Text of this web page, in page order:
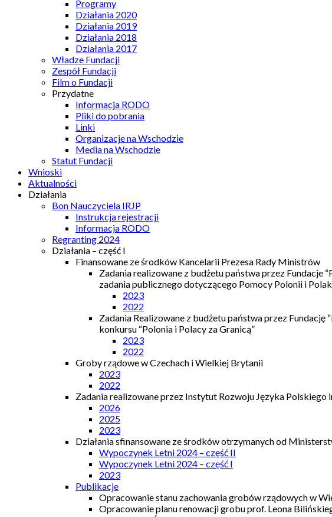
Programy
Działania 2020
Działania 2019
Działania 2018
Działania 2017
Władze Fundacji
Zespół Fundacji
Film o Fundacji
Przydatne
Informacja RODO
Pliki do pobrania
Linki
Organizacje na Wschodzie
Media na Wschodzie
Statut Fundacji
Wnioski
Aktualności
Działania
Bon Nauczyciela IRJP
Instrukcja rejestracji
Informacja RODO
Regranting 2024
Działania – część I
Finansowane ze środków Kancelarii Prezesa Rady Ministrów
Zadania realizowane z budżetu państwa przez Fundacje
zadania publicznego dotyczącego Pomocy Polonii i
2023
2022
Zadania Realizowane z budżetu państwa przez
konkursu “Polonia i Polacy za Granicą”
2023
2022
Groby rządowe w Czechach i Wielkiej Brytanii
2023
2022
Zadania realizowane przez Instytut Rozwoju Języka
2026
2025
2023
Działania sfinansowane ze środków otrzymanych od
Wypoczynek Letni 2024 – część II
Wypoczynek Letni 2024 – część I
2023
Publikacje
Opracowanie stanu zachowania grobów rządowych w
Opracowanie planu renowacji grobu prof. Leona